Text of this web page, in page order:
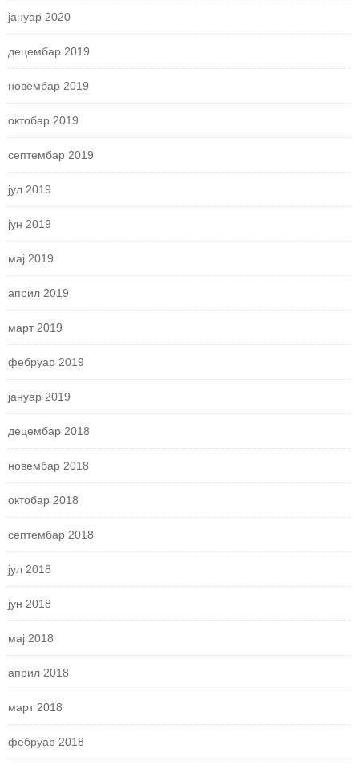
јануар 2020
децембар 2019
новембар 2019
октобар 2019
септембар 2019
јул 2019
јун 2019
мај 2019
април 2019
март 2019
фебруар 2019
јануар 2019
децембар 2018
новембар 2018
октобар 2018
септембар 2018
јул 2018
јун 2018
мај 2018
април 2018
март 2018
фебруар 2018